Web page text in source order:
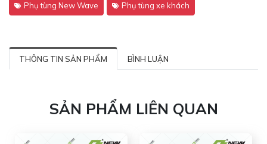
Phụ tùng New Wave Phụ tùng xe khách
THÔNG TIN SẢN PHẨM BÌNH LUẬN
SẢN PHẨM LIÊN QUAN